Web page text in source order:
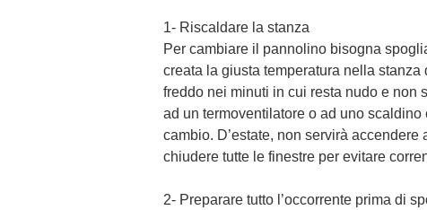
1- Riscaldare la stanza
Per cambiare il pannolino bisogna
creata la giusta temperatura nella
freddo nei minuti in cui resta nudo e non
ad un termoventilatore o ad uno
cambio. D’estate, non servirà
chiudere tutte le finestre per evitare
2- Preparare tutto l’occorrente prima di